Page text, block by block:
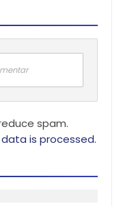
spam.
is processed.